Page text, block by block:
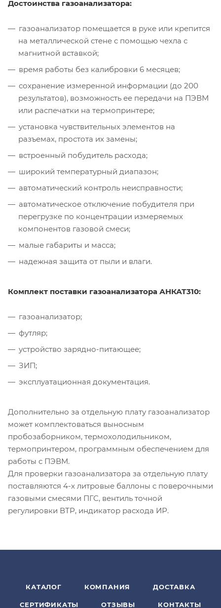
Достоинства газоанализатора:
газоанализатор помещается в руке или крепится
на металлической стене с помощью чехла с
магнитной вставкой;
время работы без калибровки 6 месяцев;
сохранение измеренной информации (до 200
результатов), возможность ее передачи на ПЭВМ
или распечатки на термопринтере;
установка чувствительных элементов на
разъемах, простота их замены;
встроенный побудитель расхода;
широкий температурный диапазон;
автоматический контроль неисправности;
автоматическое отключение побудителя при
перегрузке по концентрации измеряемых
компонентов газовой смеси;
малые габариты и масса;
надежная защита от пыли и влаги.
Комплект поставки газоанализатора АНКАТ310:
газоанализатор;
футляр;
устройство зарядно-питающее;
ЗИП;
эксплуатационная документация.
Дополнительно за отдельную плату газоанализатор
может комплектоваться выносным
пробозаборником, термохолодильником,
термопринтером, программным обеспечением для
работы с ПЭВМ.
Для проверки газоанализатора за отдельную плату
поставляются 4-х литровые баллоны c поверочными
газовыми смесями ПГС, вентиль точной
регулировки ВТР, индикатор расхода ИР.
КАТАЛОГ КОМПАНИЯ ДОСТАВКА
СЕРТИФИКАТЫ ОТЗЫВЫ КОНТАКТЫ